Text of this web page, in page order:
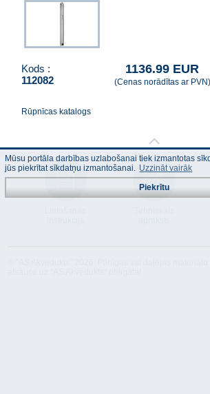
Kods :
112082
1136.99 EUR
(Cenas norādītas ar PVN)
Rūpnīcas katalogs
Mūsu portāla darbības uzlabošanai tiek izmantotas
jūs piekrītat sīkdatņu izmantošanai. Uzzināt vairāk
Piekrītu